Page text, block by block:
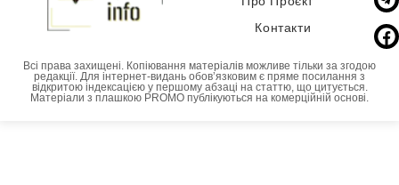
Контакти
Всі права захищені. Копіювання матеріалів можливе тільки за згодою
редакції. Для інтернет-видань обовʼязковим є пряме посилання з
відкритою індексацією у першому абзаці на статтю, що цитується.
Матеріали з плашкою PROMO публікуються на комерційній основі.